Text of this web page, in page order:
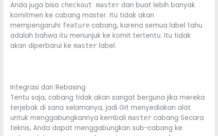
Anda juga bisa checkout master dan buat lebih banyak
komitmen ke cabang master. Itu tidak akan
mempengaruhi feature cabang, karena semua label tahu
adalah bahwa itu menunjuk ke komit tertentu. Itu tidak
akan diperbarui kemaster label.
Integrasi dan Rebasing
Tentu saja, cabang tidak akan sangat berguna jika mereka
terjebak di sana selamanya, jadi Git menyediakan alat
untuk menggabungkannya kembalimaster cabang Secara
teknis, Anda dapat menggabungkan sub-cabang ke